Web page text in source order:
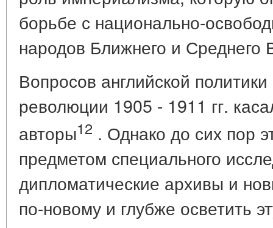
борьбе с национально-
народов Ближнего и Среднего
Вопросов английской
революции 1905 - 1911 гг.
авторы12 . Однако до сих пор
предметом специального
дипломатические архивы и
по-новому и глубже осветить